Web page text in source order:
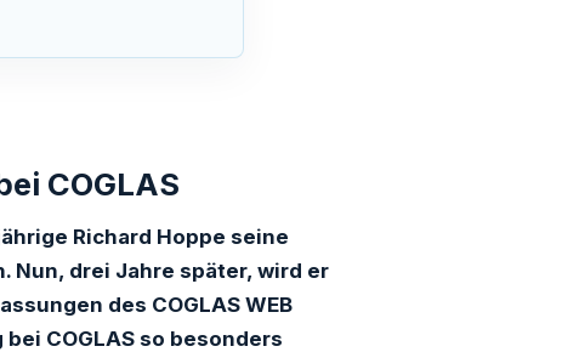
COGLAS
Richard Hoppe seine
Nun, drei Jahre später, wird er
des COGLAS WEB
COGLAS so besonders